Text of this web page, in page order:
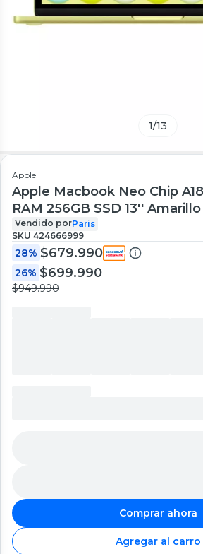
1/13
Apple
Apple Macbook Neo Chip
RAM 256GB SSD 13''
Vendido porParis
SKU 424666999
28% $679.990
26% $699.990
$949.990
Comprar ahora
Agregar al carro